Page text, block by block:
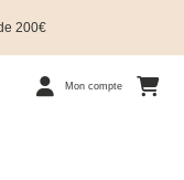
200€
Mon compte